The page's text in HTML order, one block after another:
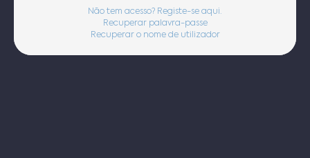
Não tem acesso? Registe-se aqui.
Recuperar palavra-passe
Recuperar o nome de utilizador